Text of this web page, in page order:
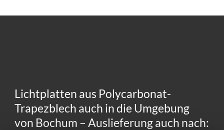
Lichtplatten aus Polycarbonat-
Trapezblech auch in die Umgebung
von Bochum – Auslieferung auch nach: